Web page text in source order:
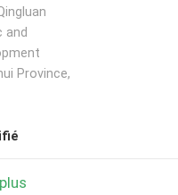
and
Province,